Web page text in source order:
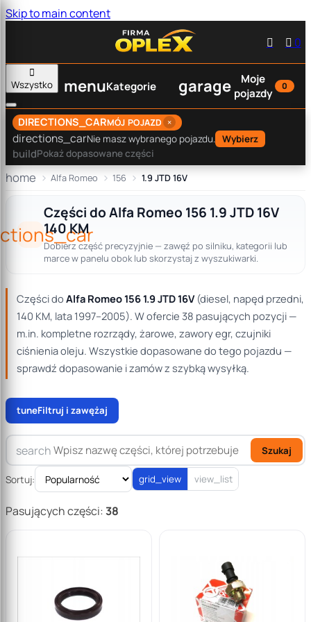
Skip to main content

 0

Wszystko
menuKategorie garage
Moje
pojazdy
0
DIRECTIONS_CARMÓJ POJAZD ×
directions_carNie masz wybranego pojazdu. Wybierz
buildPokaż dopasowane części
home Alfa Romeo 156 1.9 JTD 16V
Części do Alfa Romeo 156 1.9 JTD 16V
140 KM
Dobierz część precyzyjnie — zawęź po silniku, kategorii lub
marce w panelu obok lub skorzystaj z wyszukiwarki.
Części do Alfa Romeo 156 1.9 JTD 16V(diesel, napęd przedni,
140 KM, lata 1997–2005). W ofercie 38 pasujących pozycji —
m.in. kompletne rozrządy, żarowe, zawory egr, czujniki
ciśnienia oleju. Wszystkie dopasowane do tego pojazdu —
sprawdź dopasowanie i zamów z szybką wysyłką.
tuneFiltruj i zawężaj
search Szukaj
Sortuj: grid_view view_list
Pasujących części:38